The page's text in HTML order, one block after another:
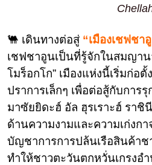
🐫 เดินทางต่อสู่ “เมืองเชฟชา
เชฟชาอูนเป็นที่รู้จักในสมญาน
โมร็อกโก” เมืองแห่งนี้เริ่มก่อ
ปราการเล็กๆ เพื่อต่อสู้กับการ
มาซัยยิดะฮ์ อัล ฮุรเราะฮ์ ราชิ
ด้านความงามและความเก่งก
บัญชาการการปล้นเรือสินค้าช
ทำให้ชาวตะวันตกหวั่นเกรงอำ